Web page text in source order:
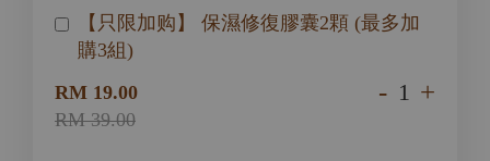
【只限加购】 保濕修復膠囊2顆 (最多加
購3組)
RM 19.00
RM 39.00
- +